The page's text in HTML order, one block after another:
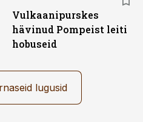
Vulkaanipurskes
hävinud Pompeist leiti
hobuseid
lugusid